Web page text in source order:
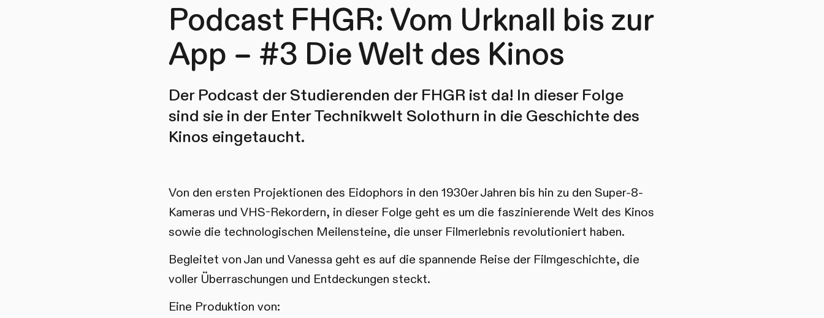
Podcast FHGR: Vom Urknall bis zur
App – #3 Die Welt des Kinos
Der Podcast der Studierenden der FHGR ist da! In dieser Folge
sind sie in der Enter Technikwelt Solothurn in die Geschichte des
Kinos eingetaucht.
Von den ersten Projektionen des Eidophors in den 1930er Jahren bis hin zu den Super-8-
Kameras und VHS-Rekordern, in dieser Folge geht es um die faszinierende Welt des Kinos
sowie die technologischen Meilensteine, die unser Filmerlebnis revolutioniert haben.
Begleitet von Jan und Vanessa geht es auf die spannende Reise der Filmgeschichte, die
voller Überraschungen und Entdeckungen steckt.
Eine Produktion von: